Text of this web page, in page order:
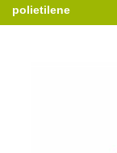
polietilene